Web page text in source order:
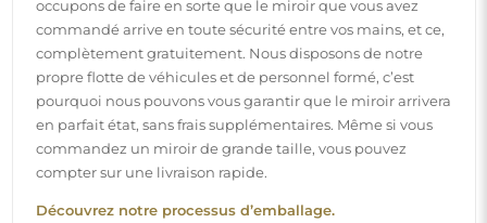
Montage facile
Nous nous chargeons de la fabrication et de la livraison
des miroirs, tandis que l’installation est à votre
responsabilité. Étant donné les particularités de chaque
espace, nous ne proposons pas d’accessoires de montage
standards. Cela vous offre la liberté de sélectionner les